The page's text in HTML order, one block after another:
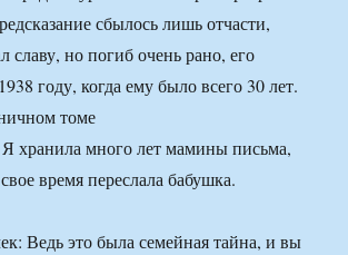
сбылось лишь отчасти,
славу, но погиб очень рано, его
году, когда ему было всего 30 лет.
томе
хранила много лет мамины письма,
время переслала бабушка.
Ведь это была семейная тайна, и вы